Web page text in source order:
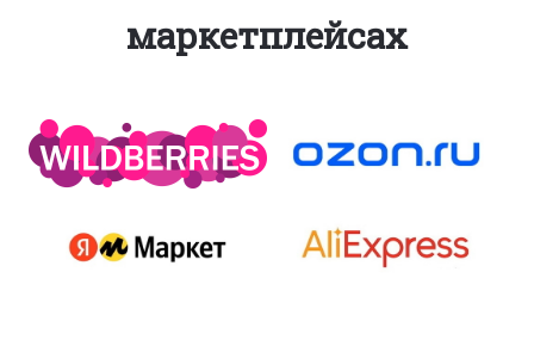
маркетплейсах